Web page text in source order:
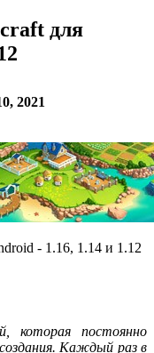
для
2021
которая постоянно
Каждый раз в